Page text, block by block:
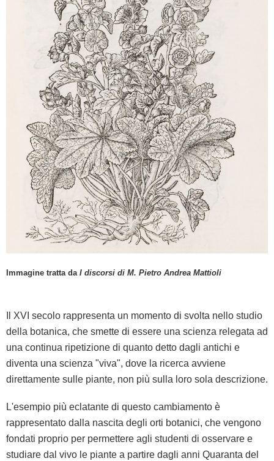
L'ILLUSTRAZIONE SCIENTIFICA E DIDATTICA
LE BELLE IMMAGINI
LINEA DEL TEMPO DEI VOLUMI DELLA BIBLIOTECA
MAPPA DEI LUOGHI DI EDIZIONE
LE TECNICHE DI STAMPA DELLE IMMAGINI
LA BIBLIOTECA DELL'ORTO BOTANICO
BIBLIOGRAFIA E SITOGRAFIA
COLORING BOOK
QUESTIONARIO DI GRADIMENTO
Immagine tratta da I discorsi di M. Pietro Andrea Mattioli
Il XVI secolo rappresenta un momento di svolta nello studio
della botanica, che smette di essere una scienza relegata ad
una continua ripetizione di quanto detto dagli antichi e
diventa una scienza "viva", dove la ricerca avviene
direttamente sulle piante, non più sulla loro sola descrizione.
L'esempio più eclatante di questo cambiamento è
rappresentato dalla nascita degli orti botanici, che vengono
fondati proprio per permettere agli studenti di osservare e
studiare dal vivo le piante a partire dagli anni Quaranta del